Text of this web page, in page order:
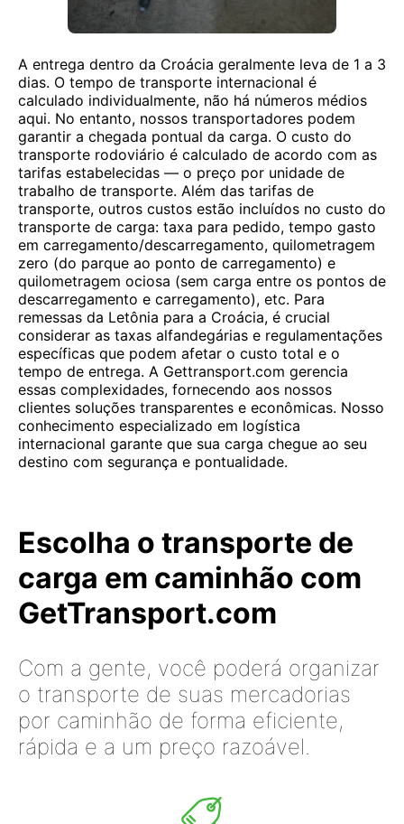
A entrega dentro da Croácia geralmente leva de 1 a 3
dias. O tempo de transporte internacional é
calculado individualmente, não há números médios
aqui. No entanto, nossos transportadores podem
garantir a chegada pontual da carga. O custo do
transporte rodoviário é calculado de acordo com as
tarifas estabelecidas — o preço por unidade de
trabalho de transporte. Além das tarifas de
transporte, outros custos estão incluídos no custo do
transporte de carga: taxa para pedido, tempo gasto
em carregamento/descarregamento, quilometragem
zero (do parque ao ponto de carregamento) e
quilometragem ociosa (sem carga entre os pontos de
descarregamento e carregamento), etc. Para
remessas da Letônia para a Croácia, é crucial
considerar as taxas alfandegárias e regulamentações
específicas que podem afetar o custo total e o
tempo de entrega. A Gettransport.com gerencia
essas complexidades, fornecendo aos nossos
clientes soluções transparentes e econômicas. Nosso
conhecimento especializado em logística
internacional garante que sua carga chegue ao seu
destino com segurança e pontualidade.
Escolha o transporte de
carga em caminhão com
GetTransport.com
Com a gente, você poderá organizar
o transporte de suas mercadorias
por caminhão de forma eficiente,
rápida e a um preço razoável.